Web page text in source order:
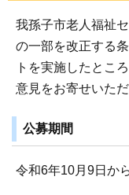
我孫子市老人福祉
の一部を改正する
トを実施したとこ
意見をお寄せいた
公募期間
令和6年10月9日か